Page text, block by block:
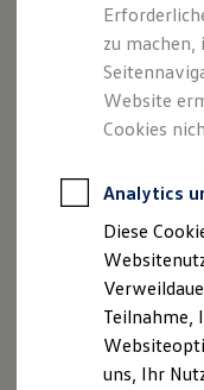
Leasing
Junge
Kfz-
GTE.
zu
Website
Cookies
Analytics
Diese
Teilnahme,
uns, Ihr